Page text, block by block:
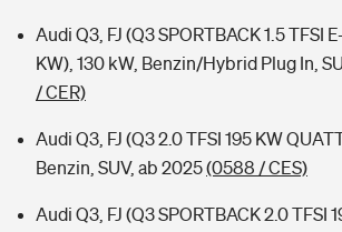
Audi Q3, FJ (Q3 SPORTBACK 1.5 TFSI
KW), 130 kW, Benzin/Hybrid Plug In,
/ CER)
Audi Q3, FJ (Q3 2.0 TFSI 195 KW
Benzin, SUV, ab 2025(0588 / CES)
Audi Q3, FJ (Q3 SPORTBACK 2.0 TFSI